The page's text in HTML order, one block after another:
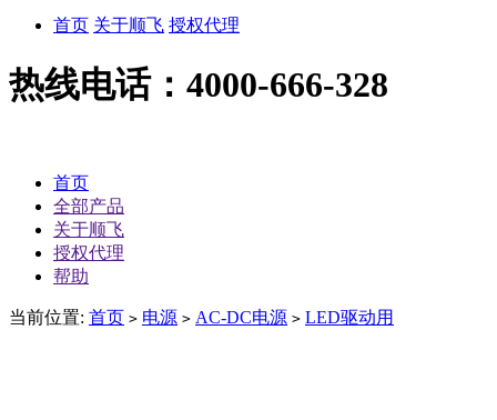
首页 关于顺飞 授权代理
热线电话：4000-666-328
首页
全部产品
关于顺飞
授权代理
帮助
当前位置: 首页 > 电源 > AC-DC电源 > LED驱动用